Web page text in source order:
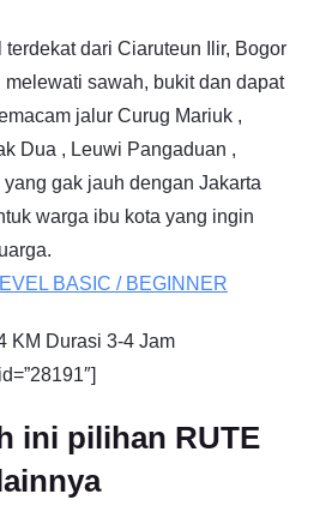
terdekat dari Ciaruteun Ilir, Bogor
melewati sawah, bukit dan dapat
jalur Curug Mariuk ,
Dua , Leuwi Pangaduan ,
gak jauh dengan Jakarta
warga ibu kota yang ingin
BASIC / BEGINNER
KM Durasi 3-4 Jam
ini pilihan RUTE